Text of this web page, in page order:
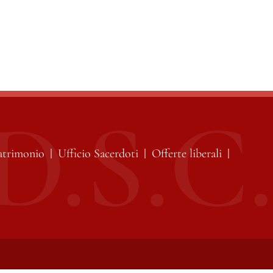
Ufficio Sacerdoti Offerte liberali